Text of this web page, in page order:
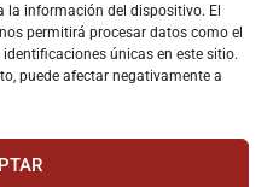
la información del dispositivo. El
permitirá procesar datos como el
únicas en este sitio.
puede afectar negativamente a